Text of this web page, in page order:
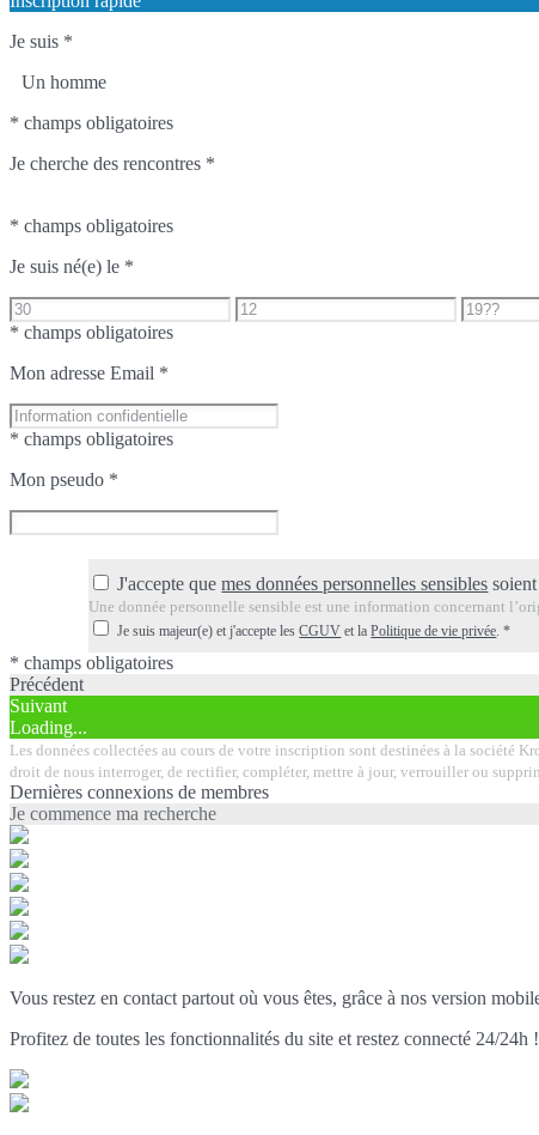
Je suis *
Un homme
* champs obligatoires
Je cherche des rencontres *
* champs obligatoires
Je suis né(e) le *
* champs obligatoires
Mon adresse Email *
* champs obligatoires
Mon pseudo *
J'accepte quemes données personnelles sensibles
Une donnée personnelle sensible est une information concernant
Je suis majeur(e) et j'accepte lesCGUV et laPolitique de vie privée .*
* champs obligatoires
Précédent
Suivant
Loading...
Les données collectées au cours de votre inscription sont destinées à la société
droit de nous interroger, de rectifier, compléter, mettre à jour, verrouiller ou
Dernières connexions de membres
Je commence ma recherche
Vous restez en contact partout où vous êtes, grâce à nos version
Profitez de toutes les fonctionnalités du site et restez connecté 24/24h